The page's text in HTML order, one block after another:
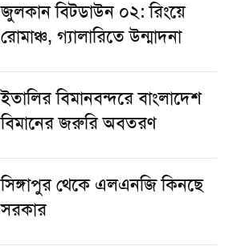
জুলকান বিটডাউন ০২: রিংয়ে
রোমাঞ্চ, গ্যালারিতে উন্মাদনা
ইতালির বিমানবন্দরে বাংলাদেশ
বিমানের জরুরি অবতরণ
সিঙ্গাপুর থেকে এলএনজি কিনছে
সরকার